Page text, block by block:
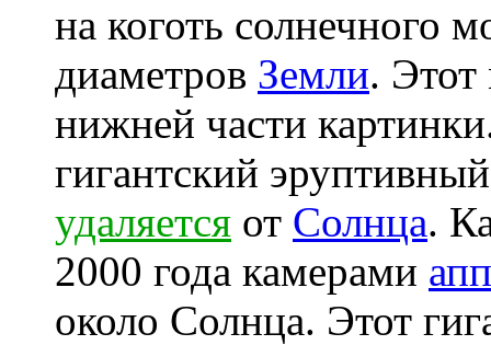
на коготь солнечного
диаметров Земли. Этот
нижней части
гигантский
удаляется от Солнца.
2000 года камерами
около Солнца. Этот